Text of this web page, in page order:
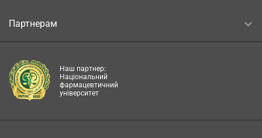
Партнерам
Наш партнер:
Національний
фармацевтичний
університет